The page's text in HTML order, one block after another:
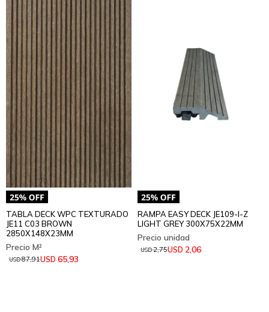
TABLA DECK WPC TEXTURADO
JE11 C03 BROWN
2850X148X23MM
USD 65,93
USD87,91
RAMPA EASY DECK JE109-I-Z
LIGHT GREY 300X75X22MM
USD 2,06
USD2,75